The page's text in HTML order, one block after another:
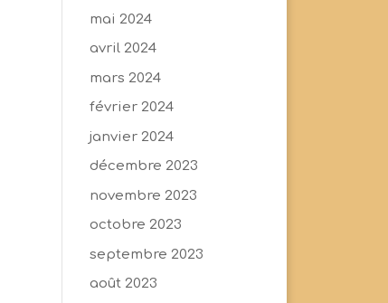
mai 2024
avril 2024
mars 2024
février 2024
janvier 2024
décembre 2023
novembre 2023
octobre 2023
septembre 2023
août 2023